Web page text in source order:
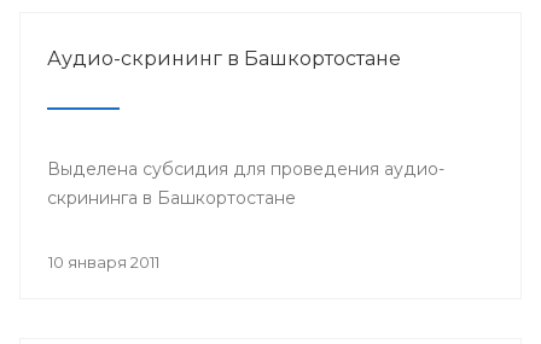
Аудио-скрининг в Башкортостане
Выделена субсидия для проведения аудио-
скрининга в Башкортостане
10 января 2011